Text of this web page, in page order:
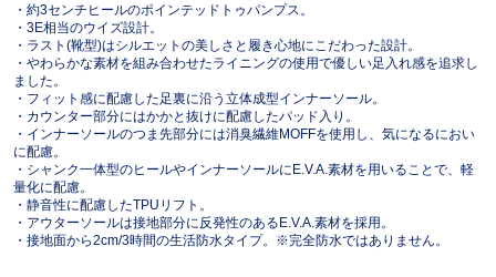
・約3センチヒールのポインテッドトゥパンプス。
・3E相当のウイズ設計。
・ラスト(靴型)はシルエットの美しさと履き心地にこだわった設計。
・やわらかな素材を組み合わせたライニングの使用で優しい足入れ感を追求し
ました。
・フィット感に配慮した足裏に沿う立体成型インナーソール。
・カウンター部分にはかかと抜けに配慮したパッド入り。
・インナーソールのつま先部分には消臭繊維MOFFを使用し、気になるにおい
に配慮。
・シャンク一体型のヒールやインナーソールにE.V.A.素材を用いることで、軽
量化に配慮。
・静音性に配慮したTPUリフト。
・アウターソールは接地部分に反発性のあるE.V.A.素材を採用。
・接地面から2cm/3時間の生活防水タイプ。※完全防水ではありません。